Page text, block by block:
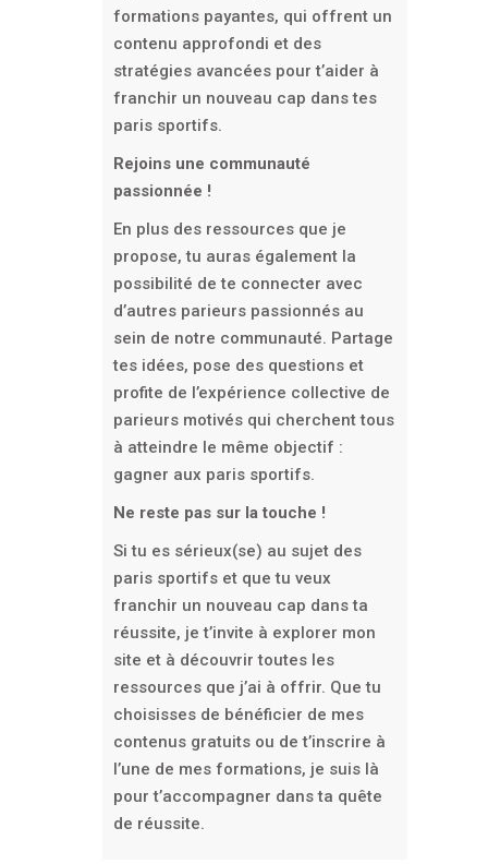
formations payantes, qui offrent un
contenu approfondi et des
stratégies avancées pour t’aider à
franchir un nouveau cap dans tes
paris sportifs.
Rejoins une communauté
passionnée !
En plus des ressources que je
propose, tu auras également la
possibilité de te connecter avec
d’autres parieurs passionnés au
sein de notre communauté. Partage
tes idées, pose des questions et
profite de l’expérience collective de
parieurs motivés qui cherchent tous
à atteindre le même objectif :
gagner aux paris sportifs.
Ne reste pas sur la touche !
Si tu es sérieux(se) au sujet des
paris sportifs et que tu veux
franchir un nouveau cap dans ta
réussite, je t’invite à explorer mon
site et à découvrir toutes les
ressources que j’ai à offrir. Que tu
choisisses de bénéficier de mes
contenus gratuits ou de t’inscrire à
l’une de mes formations, je suis là
pour t’accompagner dans ta quête
de réussite.